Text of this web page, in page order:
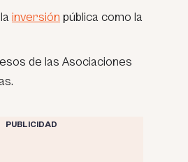
inversión pública como la
de las Asociaciones
PUBLICIDAD